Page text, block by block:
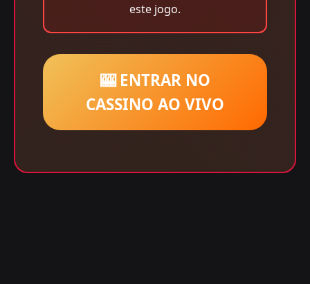
este jogo.
🎰 ENTRAR NO
CASSINO AO VIVO